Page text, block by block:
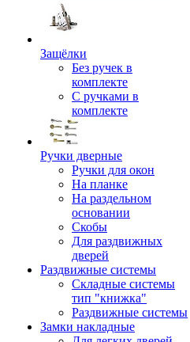
Защёлки
Без ручек в
комплекте
С ручками в
комплекте
Ручки дверные
Ручки для окон
На планке
На раздельном
основании
Скобы
Для раздвижных
дверей
Раздвижные системы
Складные системы
тип "книжка"
Раздвижные системы
Замки накладные